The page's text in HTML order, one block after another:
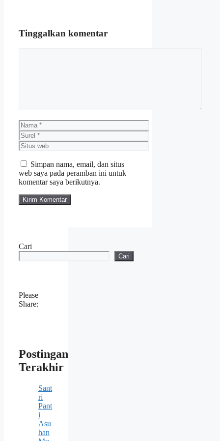
Tinggalkan komentar
Nama
Surel
Situs
web
Simpan nama, email, dan situs
web saya pada peramban ini untuk
komentar saya berikutnya.
Cari
Cari
Please
Share:
Postingan
Terakhir
Sant
ri
Pant
i
Asu
han